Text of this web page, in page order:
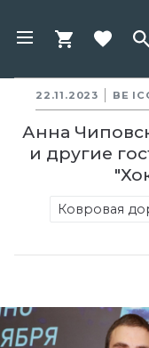
22.11.2023 BE
Анна
и другие
Ковровая